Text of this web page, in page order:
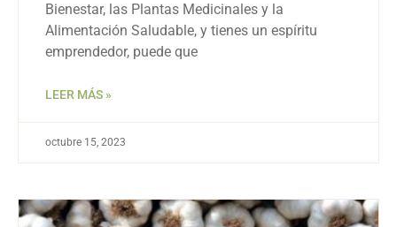
Bienestar, las Plantas Medicinales y la
Alimentación Saludable, y tienes un espíritu
emprendedor, puede que
LEER MÁS »
octubre 15, 2023